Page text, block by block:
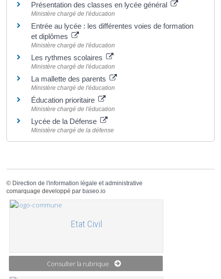
Présentation des classes en lycée général
Ministère chargé de l'éducation
Entrée au lycée : les différentes voies de formation
et diplômes
Ministère chargé de l'éducation
Les rythmes scolaires
Ministère chargé de l'éducation
La mallette des parents
Ministère chargé de l'éducation
Éducation prioritaire
Ministère chargé de l'éducation
Lycée de la Défense
Ministère chargé de la défense
© Direction de l'information légale et administrative
comarquage developpé par baseo.io
Etat Civil
Consulter la rubrique